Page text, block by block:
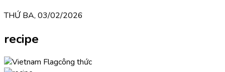
THỨ BA, 03/02/2026
recipe
công thức